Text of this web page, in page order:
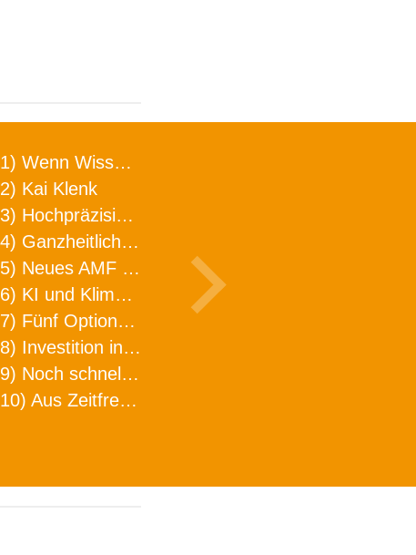
1) Wenn Wissen geht, kann ARNO WERKZEUGE helfen
2) Kai Klenk
3) Hochpräzision in neuer Dimension
4) Ganzheitlicher Ansatz für mehr Effizienz und Produktivität in der Zerspanung
5) Neues AMF Logistikzentrum feierlich eröffnet
6) KI und Klimaschutz im Schaltanlagenbau
7) Fünf Optionen, wie man Zeitfresser in Effizienz umwandelt
8) Investition in Fellbach mit nachhaltiger Logistik und Lagerfläche
9) Noch schnellere Lieferung
10) Aus Zeitfressern wird Effizienz